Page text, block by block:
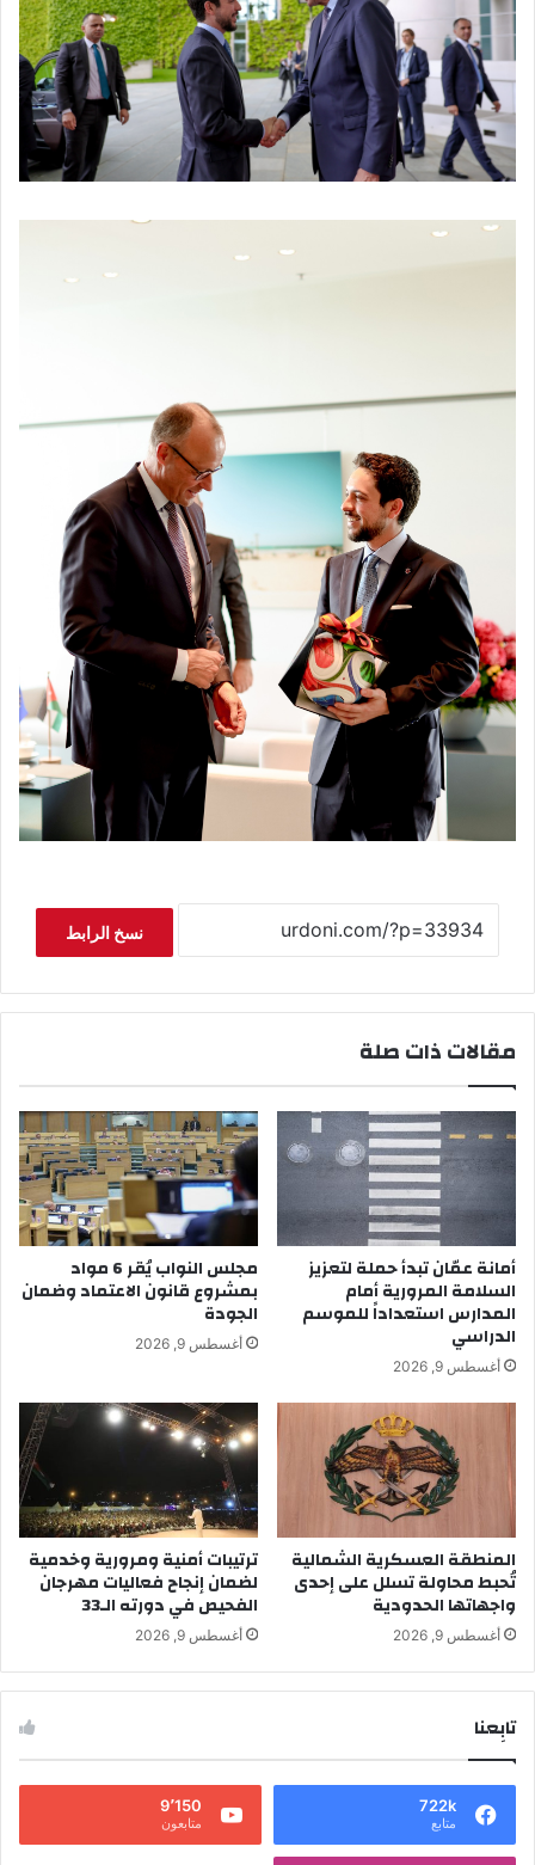
نسخ الرابط
مقالات ذات صلة
أمانة عمّان تبدأ حملة لتعزيز
السلامة المرورية أمام
المدارس استعداداً للموسم
الدراسي
أغسطس 9, 2026
مجلس النواب يُقر 6 مواد
بمشروع قانون الاعتماد وضمان
الجودة
أغسطس 9, 2026
المنطقة العسكرية الشمالية
تُحبط محاولة تسلل على إحدى
واجهاتها الحدودية
أغسطس 9, 2026
ترتيبات أمنية ومرورية وخدمية
لضمان إنجاح فعاليات مهرجان
الفحيص في دورته الـ33
أغسطس 9, 2026
تابِعنا
722k
متابع
9٬150
متابعون